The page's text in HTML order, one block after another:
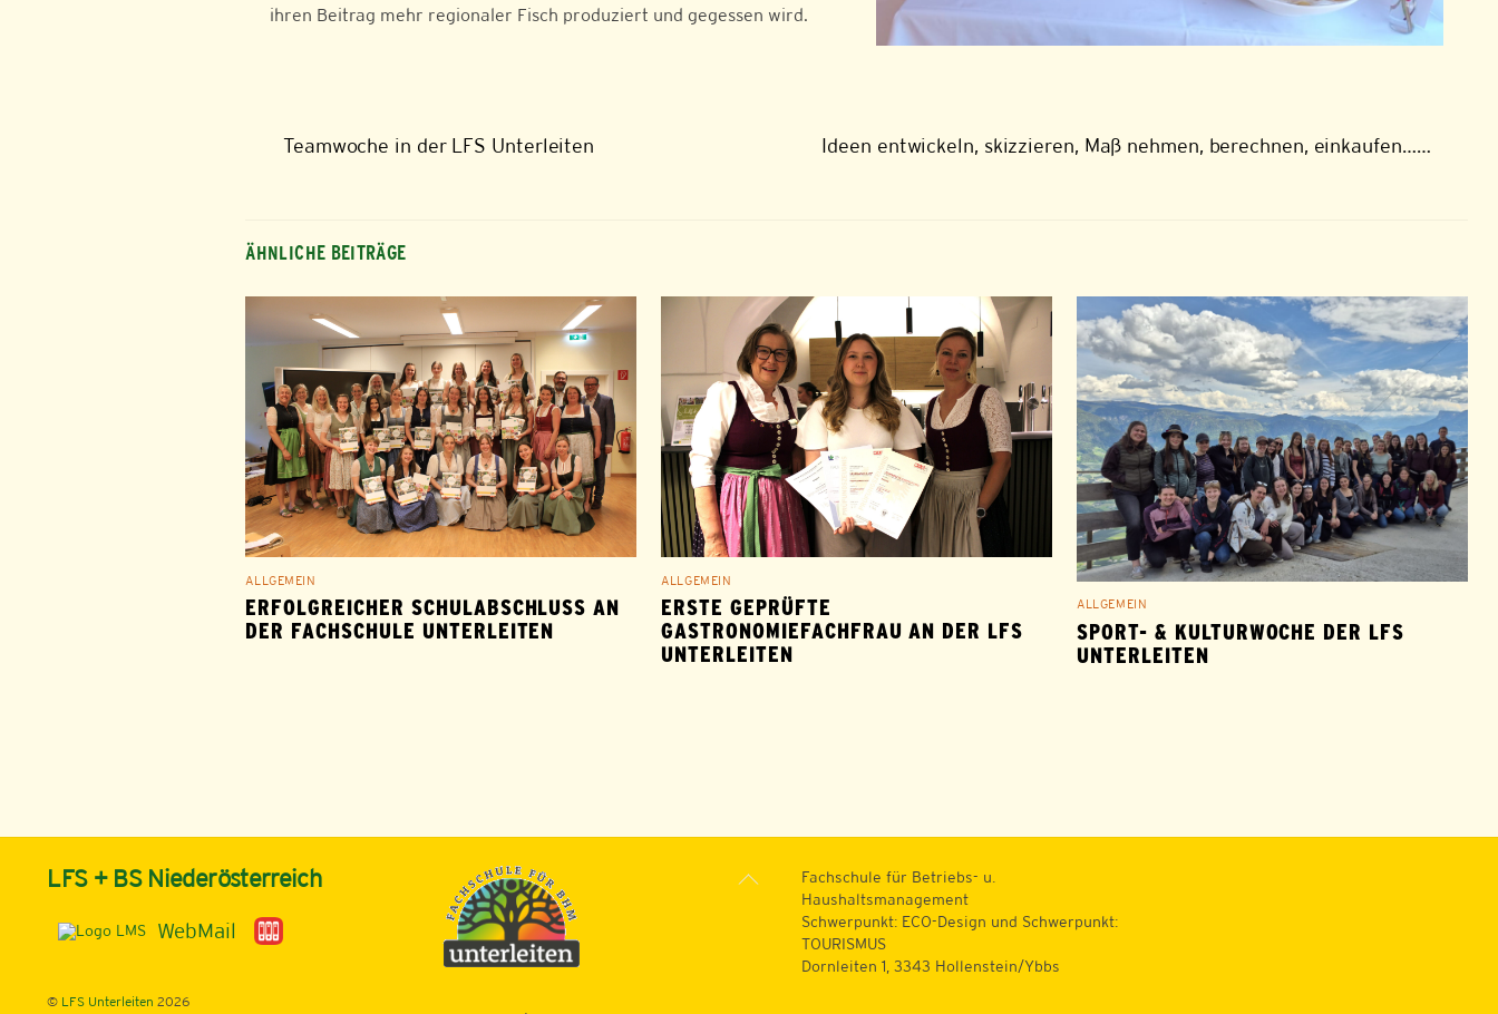
ihren Beitrag mehr regionaler Fisch produziert und gegessen wird.
Teamwoche in der LFS Unterleiten Ideen entwickeln, skizzieren, Maß nehmen, berechnen, einkaufen……
ÄHNLICHE BEITRÄGE
ALLGEMEIN
ERFOLGREICHER SCHULABSCHLUSS AN
DER FACHSCHULE UNTERLEITEN
ALLGEMEIN
ERSTE GEPRÜFTE
GASTRONOMIEFACHFRAU AN DER LFS
UNTERLEITEN
ALLGEMEIN
SPORT- & KULTURWOCHE DER LFS
UNTERLEITEN
Back
LFS + BS Niederösterreich
WebMail
© LFS Unterleiten 2026
Fachschule für Betriebs- u.
Haushaltsmanagement
Schwerpunkt: ECO-Design und Schwerpunkt:
TOURISMUS
Dornleiten 1, 3343 Hollenstein/Ybbs